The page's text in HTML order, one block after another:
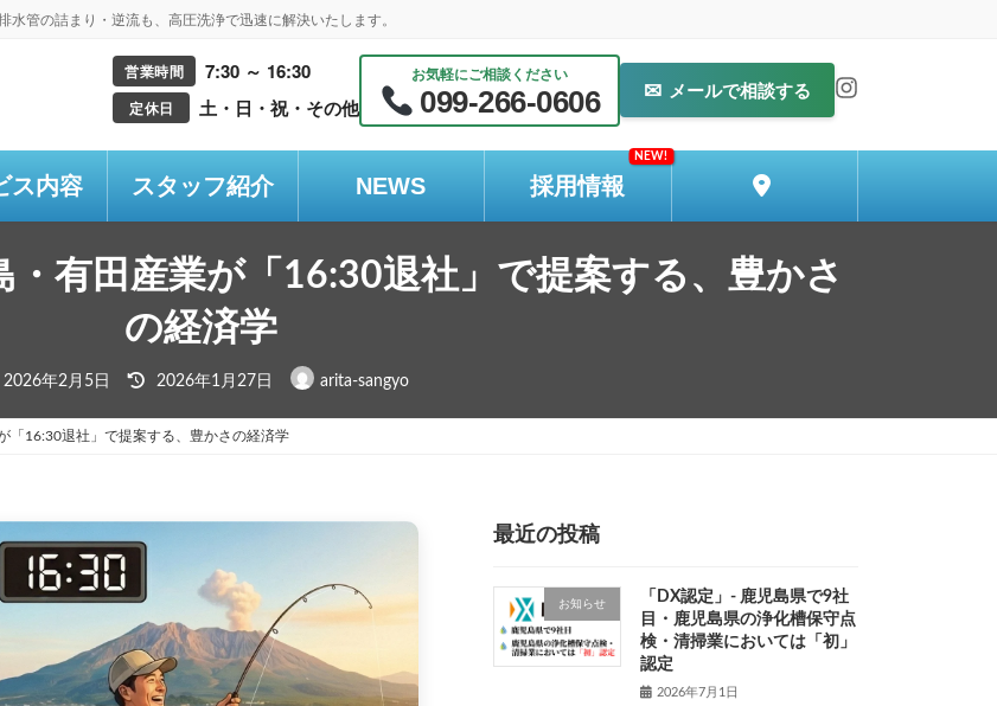
管の詰まり・逆流も、高圧洗浄で迅速に解決いたします。
営業時間 7:30 ～ 16:30
定休日 土・日・祝・その他
お気軽にご相談ください
099-266-0606 ✉ メールで相談する
ス内容 スタッフ紹介 NEWS 採用情報
・有田産業が「16:30退社」で提案する、豊かさ
の経済学
2026年2月5日
最
終
新
日
2026年1月27日 arita-sangyo
「16:30退社」で提案する、豊かさの経済学
最近の投稿
お知らせ
「DX認定」- 鹿児島県で9社
目・鹿児島県の浄化槽保守点
検・清掃業においては「初」
認定
2026年7月1日